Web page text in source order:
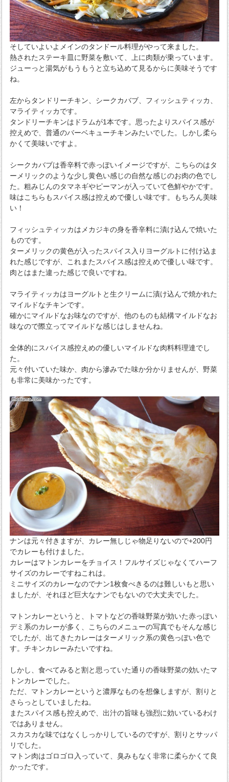
そしていよいよメインのタンドール料理がやって来ました。
熱されたステーキ皿に野菜を敷いて、上に肉類が乗っています。
ジューっと湯気がもうもうと立ち込めて見るからに美味そうです
ね。
左からタンドリーチキン、シークカバブ、フィッシュティッカ、
マライティッカです。
タンドリーチキンはドラムが1本です。思ったよりスパイス感が
控えめで、普通のバーベキューチキンみたいでした。しかし柔ら
かくて美味いですよ。
シークカバブは香辛料で赤っぽいイメージですが、こちらのはタ
ーメリックのような少し黄色い感じの自然な感じのお肉の色でし
た。粗みじんのタマネギやピーマンが入っていて色鮮やかです。
味はこちらもスパイス感は控えめで優しい味です。もちろん美味
い！
フィッシュティッカはメカジキの身を香辛料に漬け込んで焼いた
ものです。
ターメリックの黄色が入ったスパイス入りヨーグルトに付け込ま
れた感じですが、これまたスパイス感は控えめで優しい味です。
肉とはまた違った感じで良いですね。
マライティッカはヨーグルトと生クリームに漬け込んで焼かれた
マイルドなチキンです。
確かにマイルドなお味なのですが、他のものも結構マイルドなお
味なので際立ってマイルドな感じはしませんね。
全体的にスパイス感控えめの優しいマイルドな肉料料理達でし
た。
元々付いていた味か、肉から滲みでた味か分かりませんが、野菜
も非常に美味かったです。
ナンは元々付きますが、カレー無しじゃ物足りないので+200円
でカレーも付けました。
カレーはマトンカレーをチョイス！フルサイズじゃなくてハーフ
サイズのカレーですねこれは。
ミニサイズのカレーなのでナン1枚食べきるのは難しいもと思い
ましたが、それほど巨大なナンでもないので大丈夫でした。
マトンカレーというと、トマトなどの香味野菜が効いた赤っぽい
デミ系のカレーが多く、こちらのメニューの写真でもそんな感じ
でしたが、出てきたカレーはターメリック系の黄色っぽい色で
す。チキンカレーみたいですね。
しかし、食べてみると割と思っていた通りの香味野菜の効いたマ
トンカレーでした。
ただ、マトンカレーというと濃厚なものを想像しますが、割りと
さらっとしていましたね。
またスパイス感も控えめで、出汁の旨味も強烈に効いているわけ
ではありません。
スカスカな味ではなくしっかりしているのですが、割りとサッパ
リでした。
マトン肉はゴロゴロ入っていて、臭みもなく非常に柔らかくて良
かったです。